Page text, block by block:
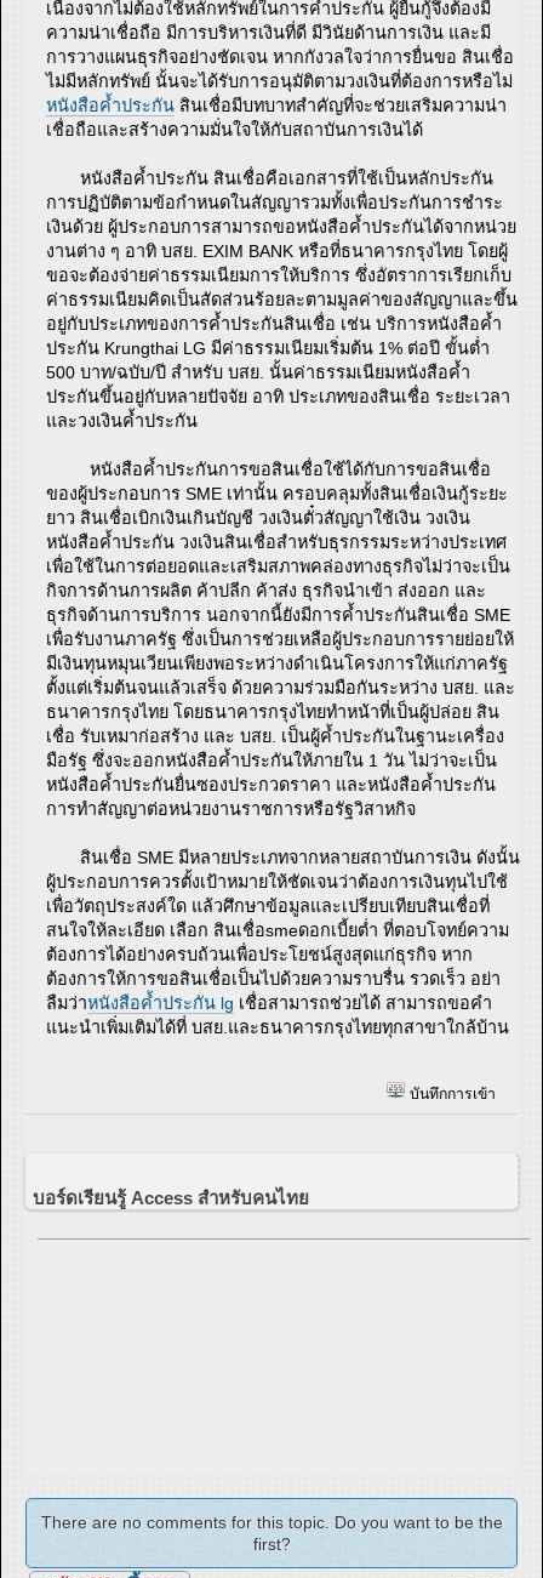
เนื่องจากไม่ต้องใช้หลักทรัพย์ในการค้ำประกัน ผู้ยื่นกู้จึงต้องมี
ความน่าเชื่อถือ มีการบริหารเงินที่ดี มีวินัยด้านการเงิน และมี
การวางแผนธุรกิจอย่างชัดเจน หากกังวลใจว่าการยื่นขอ สินเชื่อ
ไม่มีหลักทรัพย์ นั้นจะได้รับการอนุมัติตามวงเงินที่ต้องการหรือไม่
หนังสือค้ำประกัน สินเชื่อมีบทบาทสำคัญที่จะช่วยเสริมความน่า
เชื่อถือและสร้างความมั่นใจให้กับสถาบันการเงินได้
หนังสือค้ำประกัน สินเชื่อคือเอกสารที่ใช้เป็นหลักประกัน
การปฏิบัติตามข้อกำหนดในสัญญารวมทั้งเพื่อประกันการชำระ
เงินด้วย ผู้ประกอบการสามารถขอหนังสือค้ำประกันได้จากหน่วย
งานต่าง ๆ อาทิ บสย. EXIM BANK หรือที่ธนาคารกรุงไทย โดยผู้
ขอจะต้องจ่ายค่าธรรมเนียมการให้บริการ ซึ่งอัตราการเรียกเก็บ
ค่าธรรมเนียมคิดเป็นสัดส่วนร้อยละตามมูลค่าของสัญญาและขึ้น
อยู่กับประเภทของการค้ำประกันสินเชื่อ เช่น บริการหนังสือค้ำ
ประกัน Krungthai LG มีค่าธรรมเนียมเริ่มต้น 1% ต่อปี ขั้นต่ำ
500 บาท/ฉบับ/ปี สำหรับ บสย. นั้นค่าธรรมเนียมหนังสือค้ำ
ประกันขึ้นอยู่กับหลายปัจจัย อาทิ ประเภทของสินเชื่อ ระยะเวลา
และวงเงินค้ำประกัน
หนังสือค้ำประกันการขอสินเชื่อใช้ได้กับการขอสินเชื่อ
ของผู้ประกอบการ SME เท่านั้น ครอบคลุมทั้งสินเชื่อเงินกู้ระยะ
ยาว สินเชื่อเบิกเงินเกินบัญชี วงเงินตั๋วสัญญาใช้เงิน วงเงิน
หนังสือค้ำประกัน วงเงินสินเชื่อสำหรับธุรกรรมระหว่างประเทศ
เพื่อใช้ในการต่อยอดและเสริมสภาพคล่องทางธุรกิจไม่ว่าจะเป็น
กิจการด้านการผลิต ค้าปลีก ค้าส่ง ธุรกิจนำเข้า ส่งออก และ
ธุรกิจด้านการบริการ นอกจากนี้ยังมีการค้ำประกันสินเชื่อ SME
เพื่อรับงานภาครัฐ ซึ่งเป็นการช่วยเหลือผู้ประกอบการรายย่อยให้
มีเงินทุนหมุนเวียนเพียงพอระหว่างดำเนินโครงการให้แก่ภาครัฐ
ตั้งแต่เริ่มต้นจนแล้วเสร็จ ด้วยความร่วมมือกันระหว่าง บสย. และ
ธนาคารกรุงไทย โดยธนาคารกรุงไทยทำหน้าที่เป็นผู้ปล่อย สิน
เชื่อ รับเหมาก่อสร้าง และ บสย. เป็นผู้ค้ำประกันในฐานะเครื่อง
มือรัฐ ซึ่งจะออกหนังสือค้ำประกันให้ภายใน 1 วัน ไม่ว่าจะเป็น
หนังสือค้ำประกันยื่นซองประกวดราคา และหนังสือค้ำประกัน
การทำสัญญาต่อหน่วยงานราชการหรือรัฐวิสาหกิจ
สินเชื่อ SME มีหลายประเภทจากหลายสถาบันการเงิน ดังนั้น
ผู้ประกอบการควรตั้งเป้าหมายให้ชัดเจนว่าต้องการเงินทุนไปใช้
เพื่อวัตถุประสงค์ใด แล้วศึกษาข้อมูลและเปรียบเทียบสินเชื่อที่
สนใจให้ละเอียด เลือก สินเชื่อsmeดอกเบี้ยต่ำ ที่ตอบโจทย์ความ
ต้องการได้อย่างครบถ้วนเพื่อประโยชน์สูงสุดแก่ธุรกิจ หาก
ต้องการให้การขอสินเชื่อเป็นไปด้วยความราบรื่น รวดเร็ว อย่า
ลืมว่าหนังสือค้ำประกัน lg เชื่อสามารถช่วยได้ สามารถขอคำ
แนะนำเพิ่มเติมได้ที่ บสย.และธนาคารกรุงไทยทุกสาขาใกล้บ้าน
บันทึกการเข้า
บอร์ดเรียนรู้ Access สำหรับคนไทย
There are no comments for this topic. Do you want to be the
first?